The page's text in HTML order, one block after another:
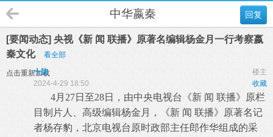
回复
中华嬴秦
[要闻动态] 央视《新 闻 联播》原著名编辑杨金月一行考察嬴
秦文化
看全部
点击重新加载 楼主
十柒
收藏
2024-4-29 18:50
4月27日至28日，由中央电视台《新 闻 联播》原栏
目制片人、高级编辑杨金月，《新 闻 联播》原著名记
者杨存豹，北京电视台原时政部主任郎作华组成的采